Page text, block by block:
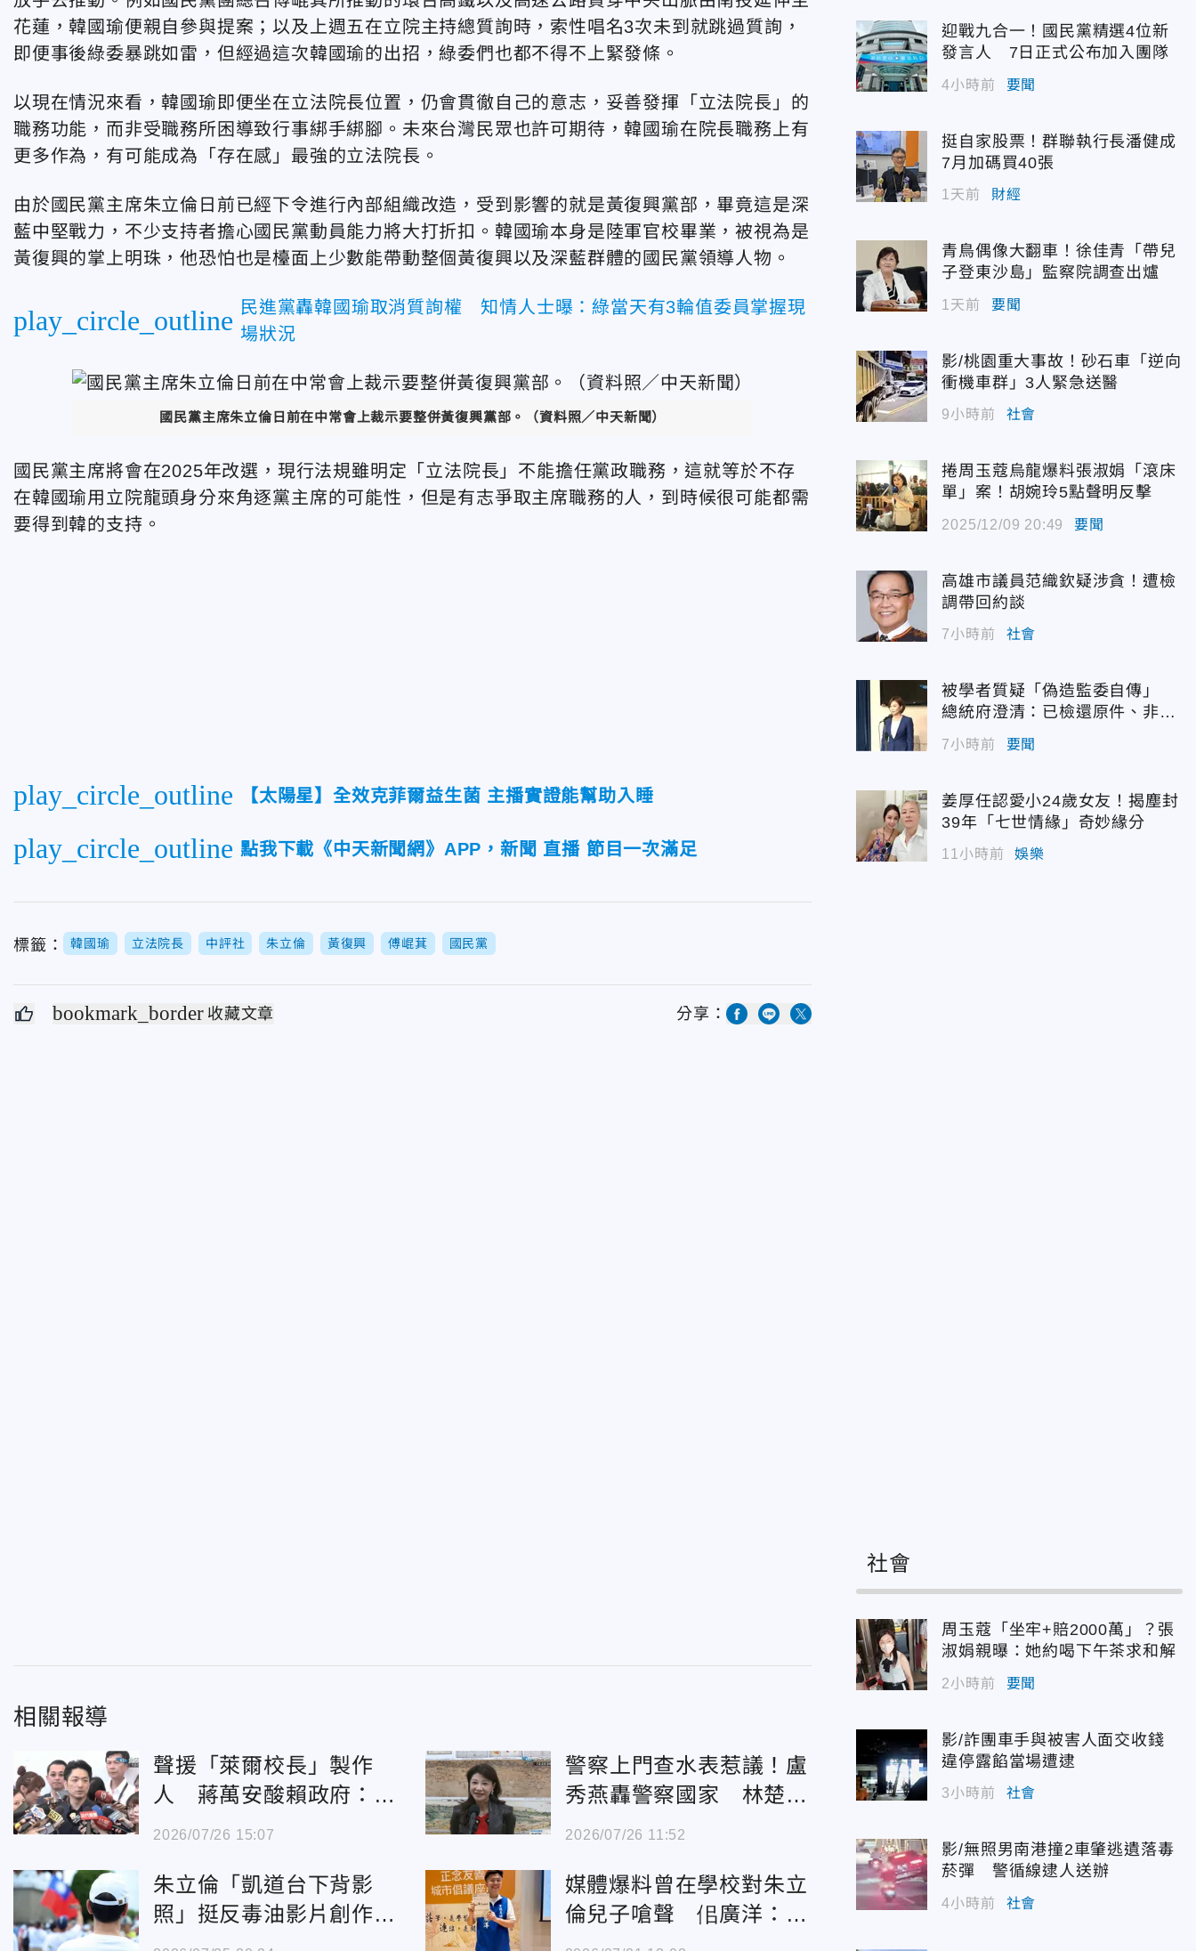
花蓮，韓國瑜便親自參與提案；以及上週五在立院主持總質詢時，索性唱名3次未到就跳過質詢，
即便事後綠委暴跳如雷，但經過這次韓國瑜的出招，綠委們也都不得不上緊發條。
以現在情況來看，韓國瑜即便坐在立法院長位置，仍會貫徹自己的意志，妥善發揮「立法院長」的
職務功能，而非受職務所困導致行事綁手綁腳。未來台灣民眾也許可期待，韓國瑜在院長職務上有
更多作為，有可能成為「存在感」最強的立法院長。
由於國民黨主席朱立倫日前已經下令進行內部組織改造，受到影響的就是黃復興黨部，畢竟這是深
藍中堅戰力，不少支持者擔心國民黨動員能力將大打折扣。韓國瑜本身是陸軍官校畢業，被視為是
黃復興的掌上明珠，他恐怕也是檯面上少數能帶動整個黃復興以及深藍群體的國民黨領導人物。
play_circle_outline 民進黨轟韓國瑜取消質詢權 知情人士曝：綠當天有3輪值委員掌握現
場狀況
國民黨主席朱立倫日前在中常會上裁示要整併黃復興黨部。（資料照／中天新聞）
國民黨主席將會在2025年改選，現行法規雖明定「立法院長」不能擔任黨政職務，這就等於不存
在韓國瑜用立院龍頭身分來角逐黨主席的可能性，但是有志爭取主席職務的人，到時候很可能都需
要得到韓的支持。
play_circle_outline 【太陽星】全效克菲爾益生菌 主播實證能幫助入睡
play_circle_outline 點我下載《中天新聞網》APP，新聞 直播 節目一次滿足
標籤： 韓國瑜 立法院長 中評社 朱立倫 黃復興 傅崐萁 國民黨
bookmark_border 收藏文章 分享：
相關報導
聲援「萊爾校長」製作
人 蔣萬安酸賴政府：不
查毒油卻去查水表
2026/07/26 15:07
警察上門查水表惹議！盧
秀燕轟警察國家 林楚茵
反擊
2026/07/26 11:52
朱立倫「凱道台下背影
照」挺反毒油影片創作者
韋淳祐 轟賴政府查水表
媒體爆料曾在學校對朱立
倫兒子嗆聲 佀廣洋：子
虛烏有
迎戰九合一！國民黨精選4位新
發言人 7日正式公布加入團隊
4小時前 要聞
挺自家股票！群聯執行長潘健成
7月加碼買40張
1天前 財經
青鳥偶像大翻車！徐佳青「帶兒
子登東沙島」監察院調查出爐
1天前 要聞
影/桃園重大事故！砂石車「逆向
衝機車群」3人緊急送醫
9小時前 社會
捲周玉蔻烏龍爆料張淑娟「滾床
單」案！胡婉玲5點聲明反擊
2025/12/09 20:49 要聞
高雄市議員范織欽疑涉貪！遭檢
調帶回約談
7小時前 社會
被學者質疑「偽造監委自傳」
總統府澄清：已檢還原件、非府
方提供
7小時前 要聞
姜厚任認愛小24歲女友！揭塵封
39年「七世情緣」奇妙緣分
11小時前 娛樂
社會
周玉蔻「坐牢+賠2000萬」？張
淑娟親曝：她約喝下午茶求和解
2小時前 要聞
影/詐團車手與被害人面交收錢
違停露餡當場遭逮
3小時前 社會
影/無照男南港撞2車肇逃遺落毒
菸彈 警循線逮人送辦
4小時前 社會